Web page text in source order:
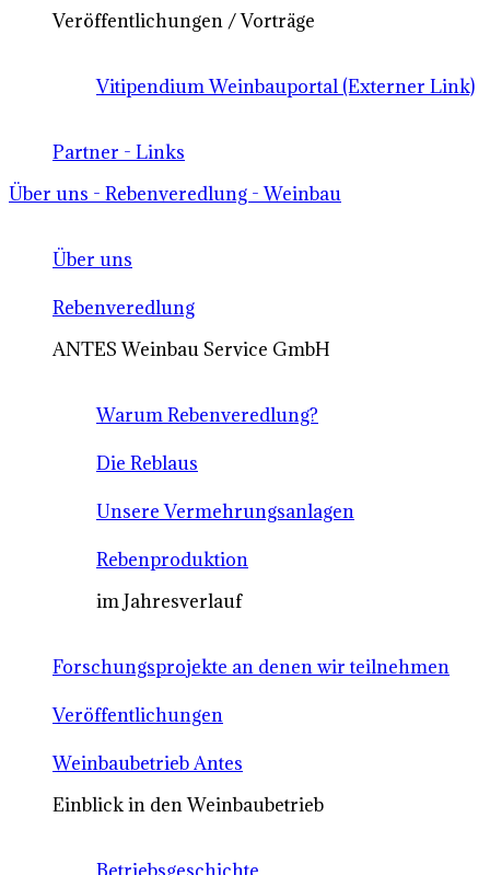
Veröffentlichungen / Vorträge
Vitipendium Weinbauportal (Externer Link)
Partner - Links
Über uns - Rebenveredlung - Weinbau
Über uns
Rebenveredlung
ANTES Weinbau Service GmbH
Warum Rebenveredlung?
Die Reblaus
Unsere Vermehrungsanlagen
Rebenproduktion
im Jahresverlauf
Forschungsprojekte an denen wir teilnehmen
Veröffentlichungen
Weinbaubetrieb Antes
Einblick in den Weinbaubetrieb